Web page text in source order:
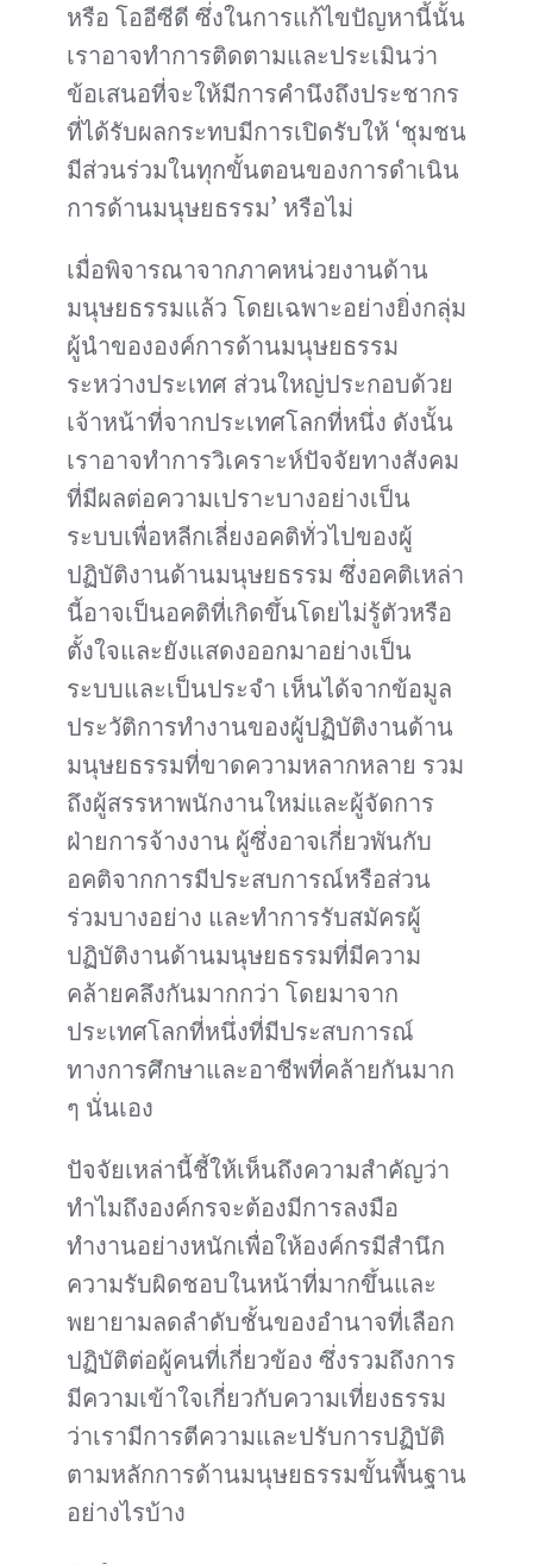
หรือ โออีซีดี ซึ่งในการแก้ไขปัญหานี้นั้น
เราอาจทำการติดตามและประเมินว่า
ข้อเสนอที่จะให้มีการคำนึงถึงประชากร
ที่ได้รับผลกระทบมีการเปิดรับให้ ‘ชุมชน
มีส่วนร่วมในทุกขั้นตอนของการดำเนิน
การด้านมนุษยธรรม’ หรือไม่
เมื่อพิจารณาจากภาคหน่วยงานด้าน
มนุษยธรรมแล้ว โดยเฉพาะอย่างยิ่งกลุ่ม
ผู้นำขององค์การด้านมนุษยธรรม
ระหว่างประเทศ ส่วนใหญ่ประกอบด้วย
เจ้าหน้าที่จากประเทศโลกที่หนึ่ง ดังนั้น
เราอาจทำการวิเคราะห์ปัจจัยทางสังคม
ที่มีผลต่อความเปราะบางอย่างเป็น
ระบบเพื่อหลีกเลี่ยงอคติทั่วไปของผู้
ปฏิบัติงานด้านมนุษยธรรม ซึ่งอคติเหล่า
นี้อาจเป็นอคติที่เกิดขึ้นโดยไม่รู้ตัวหรือ
ตั้งใจและยังแสดงออกมาอย่างเป็น
ระบบและเป็นประจำ เห็นได้จากข้อมูล
ประวัติการทำงานของผู้ปฏิบัติงานด้าน
มนุษยธรรมที่ขาดความหลากหลาย รวม
ถึงผู้สรรหาพนักงานใหม่และผู้จัดการ
ฝ่ายการจ้างงาน ผู้ซึ่งอาจเกี่ยวพันกับ
อคติจากการมีประสบการณ์หรือส่วน
ร่วมบางอย่าง และทำการรับสมัครผู้
ปฏิบัติงานด้านมนุษยธรรมที่มีความ
คล้ายคลึงกันมากกว่า โดยมาจาก
ประเทศโลกที่หนึ่งที่มีประสบการณ์
ทางการศึกษาและอาชีพที่คล้ายกันมาก
ๆ นั่นเอง
ปัจจัยเหล่านี้ชี้ให้เห็นถึงความสำคัญว่า
ทำไมถึงองค์กรจะต้องมีการลงมือ
ทำงานอย่างหนักเพื่อให้องค์กรมีสำนึก
ความรับผิดชอบในหน้าที่มากขึ้นและ
พยายามลดลำดับชั้นของอำนาจที่เลือก
ปฏิบัติต่อผู้คนที่เกี่ยวข้อง ซึ่งรวมถึงการ
มีความเข้าใจเกี่ยวกับความเที่ยงธรรม
ว่าเรามีการตีความและปรับการปฏิบัติ
ตามหลักการด้านมนุษยธรรมขั้นพื้นฐาน
อย่างไรบ้าง